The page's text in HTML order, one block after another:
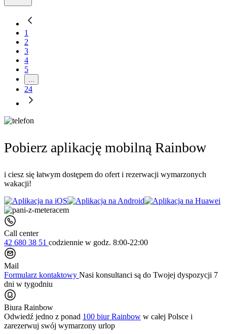
1
2
3
4
5
...
24
Pobierz aplikację mobilną Rainbow
i ciesz się łatwym dostępem do ofert i rezerwacji wymarzonych
wakacji!
Call center
42 680 38 51 codziennie w godz. 8:00-22:00
Mail
Formularz kontaktowy Nasi konsultanci są do Twojej dyspozycji 7
dni w tygodniu
Biura Rainbow
Odwiedź jedno z ponad 100 biur Rainbow w całej Polsce i
zarezerwuj swój wymarzony urlop